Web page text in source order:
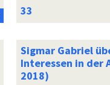
Sigmar Gabriel
Interessen in der
2018)